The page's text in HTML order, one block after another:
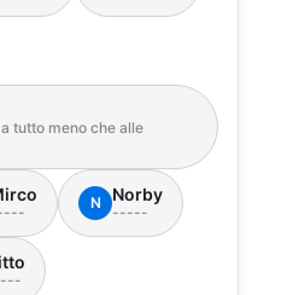
tutto meno che alle
N Norby
-----